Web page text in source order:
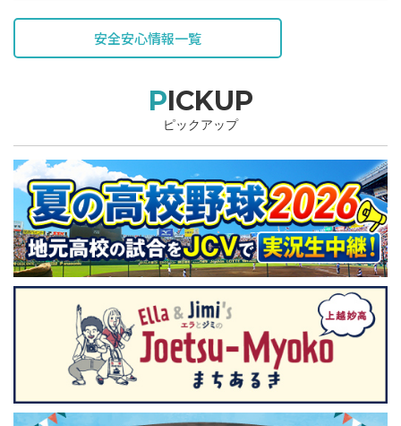
安全安心情報一覧
PICKUP
ピックアップ